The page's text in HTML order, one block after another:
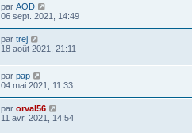
par AOD
06 sept. 2021, 14:49
par trej
18 août 2021, 21:11
par pap
04 mai 2021, 11:33
par orval56
11 avr. 2021, 14:54